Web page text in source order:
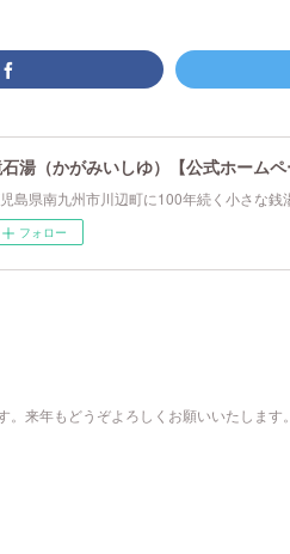
湯（かがみいしゆ）【公式ホームペ
島県南九州市川辺町に100年続く小さな銭
フォロー
。来年もどうぞよろしくお願いいたします。